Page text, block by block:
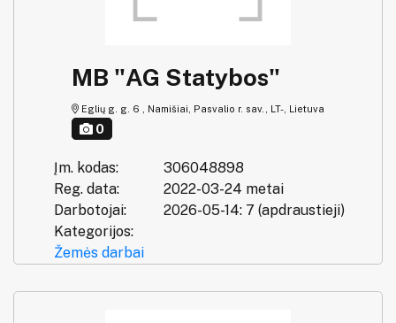
MB "AG Statybos"
Eglių g. g. 6 , Namišiai, Pasvalio r. sav., LT-, Lietuva
0
Įm. kodas:
306048898
Reg. data:
2022-03-24 metai
Darbotojai:
2026-05-14: 7 (apdraustieji)
Kategorijos:
Žemės darbai